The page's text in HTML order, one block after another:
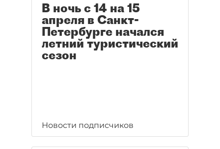
В ночь с 14 на 15
апреля в Санкт-
Петербурге начался
летний туристический
сезон
Новости подписчиков